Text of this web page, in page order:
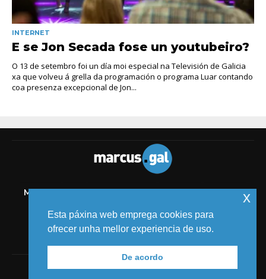
INTERNET
E se Jon Secada fose un youtubeiro?
O 13 de setembro foi un día moi especial na Televisión de Galicia
xa que volveu á grella da programación o programa Luar contando
coa presenza excepcional de Jon...
MELIDE TIC AUDIOVISUAL COMICS
MEDIOS
EVENTOS
Esta páxina web emprega cookies para
ofrecer unha mellor experiencia de uso.
De acordo
x